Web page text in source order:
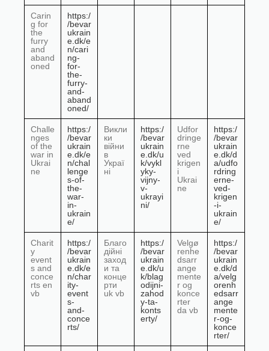
Carin
g for
the
furry
and
aband
oned
https:/
/bevar
ukrain
e.dk/e
n/cari
ng-
for-
the-
furry-
and-
aband
oned/
Challe
nges
of the
war in
Ukrai
ne
https:/
/bevar
ukrain
e.dk/e
n/chal
lenge
s-of-
the-
war-
in-
ukrain
e/
Викли
ки
війни
в
Украї
ні
https:/
/bevar
ukrain
e.dk/u
k/vykl
yky-
vijny-
v-
ukrayi
ni/
Udfor
dringe
rne
ved
krigen
i
Ukrai
ne
https:/
/bevar
ukrain
e.dk/d
a/udfo
rdring
erne-
ved-
krigen
-i-
ukrain
e/
Charit
y
event
s and
conce
rts en
vb
https:/
/bevar
ukrain
e.dk/e
n/char
ity-
event
s-
and-
conce
rts/
Благо
дійні
заход
и та
конце
рти
uk vb
https:/
/bevar
ukrain
e.dk/u
k/blag
odijni-
zahod
y-ta-
konts
erty/
Velgø
renhe
dsarr
ange
mente
r og
konce
rter
da vb
https:/
/bevar
ukrain
e.dk/d
a/velg
orenh
edsarr
ange
mente
r-og-
konce
rter/